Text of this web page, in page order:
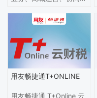
理、委外管理、工序管
计、阿米巴经营等基于统
一的云平台应用，帮助企
业构建新型生意社交网络
和营销关系的“智公司”。
用友畅捷通T+ONLINE
用友畅捷通 T+Online 云